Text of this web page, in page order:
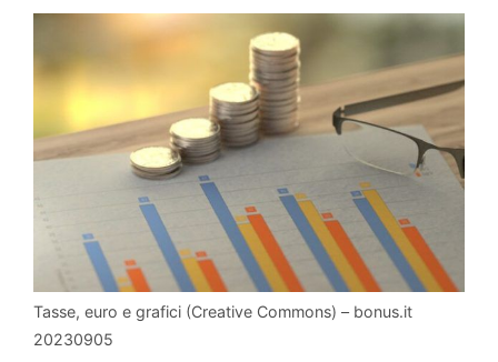
Tasse, euro e grafici (Creative Commons) – bonus.it
20230905